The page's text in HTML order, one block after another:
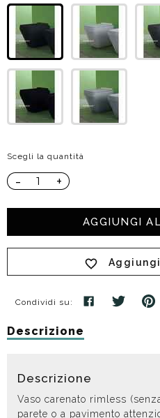
Scegli la quantità
- +
AGGIUNGI
Condividi su:
Descrizione
Descrizione
Vaso carenato rimless
parete o a pavimento